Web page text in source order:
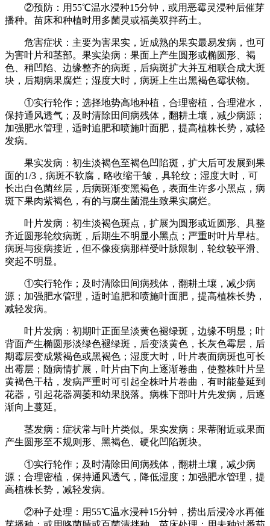
②预防：用55℃温水浸种15分钟，或用恶霉灵浸种后催芽
播种。苗床和种植时用多菌灵或福美双拌药土。
危害症状：主要为害果实，近成熟的果实最易发病，也可
为害叶片和茎部。果实染病：果面上产生圆形或椭圆形、褐
色、稍凹陷、边缘整齐的病斑，后病斑扩大并互相联合成大斑
块，后期病果腐烂；湿度大时，病斑上生出黑褐色霉状物。
①实行轮作；选择地势高地种植，合理密植，合理灌水，
保持通风透气；及时清除田间病残体，翻耕土壤，减少病源；
加强肥水管理，适时追肥和喷施叶面肥，提高植株长势，减轻
发病。
果实发病：初生淡褐色至褐色凹陷斑，扩大后可发展到果
面的1/3，病斑不软腐，略收缩干皱，具轮纹；湿度大时，可
长出白色菌丝层，后病斑渐变黑褐色，表面生许多小黑点，病
斑下果肉紫褐色，有的与腐生菌混生致果实腐烂。
叶片发病：初生淡褐色斑点，扩展为圆形或近圆形、具整
齐近圆形轮纹病斑，后期生不明显小黑点；严重时叶片早枯。
病斑与疫病接近，但不像疫病那样受叶脉限制，轮纹较平滑、
突起不明显。
①实行轮作；及时清除田间病残体，翻耕土壤，减少病
源；加强肥水管理，适时追肥和喷施叶面肥，提高植株长势，
减轻发病。
叶片发病：初期叶正面呈淡黄色褪绿斑，边缘不明显；叶
背面产生椭圆形淡绿色褪绿斑，后变淡黄色，长灰色霉层，后
期霉层变成紫褐色或黑褐色；湿度大时，叶片表面病斑也可长
出霉层；随病情扩展，叶片由下向上逐渐卷曲，使整株叶片呈
黄褐色干枯，发病严重时可引起全株叶片卷曲，有时能蔓延到
花器，引起花器凋萎和幼果脱落。病株下部叶片先发病，后逐
渐向上蔓延。
茎发病：症状常与叶片类似。果实发病：果蒂附近或果面
产生圆形至不规则形、黑褐色、硬化凹陷斑块。
①实行轮作；及时清除田间病残体，翻耕土壤，减少病
源；合理密植，保持通风透气，降低湿度；加强肥水管理，提
高植株长势，减轻发病。
②种子处理：用55℃温水浸种15分钟，捞出后浸冷水再催